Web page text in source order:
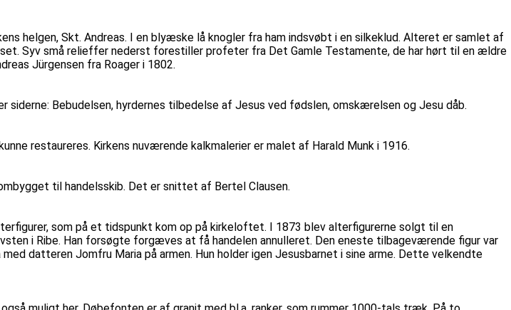
helgen, Skt. Andreas. I en blyæske lå knogler fra ham indsvøbt i en silkeklud. Alteret er samlet af
Syv små relieffer nederst forestiller profeter fra Det Gamle Testamente, de har hørt til en ældre
Jürgensen fra Roager i 1802.
Bebudelsen, hyrdernes tilbedelse af Jesus ved fødslen, omskærelsen og Jesu dåb.
restaureres. Kirkens nuværende kalkmalerier er malet af Harald Munk i 1916.
til handelsskib. Det er snittet af Bertel Clausen.
som på et tidspunkt kom op på kirkeloftet. I 1873 blev alterfigurerne solgt til en
i Ribe. Han forsøgte forgæves at få handelen annulleret. Den eneste tilbageværende figur var
datteren Jomfru Maria på armen. Hun holder igen Jesusbarnet i sine arme. Dette velkendte